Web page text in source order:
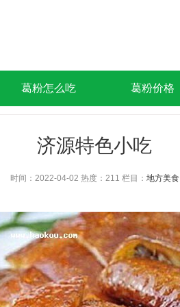
葛粉怎么吃 葛粉价格
济源特色小吃
时间：2022-04-02 热度： 211 栏目： 地方美食